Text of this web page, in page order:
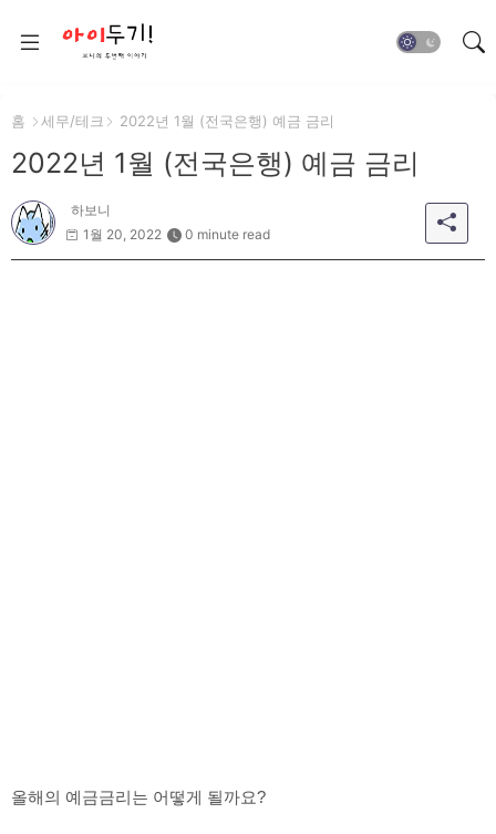
홈 세무/테크 2022년 1월 (전국은행) 예금 금리
2022년 1월 (전국은행) 예금 금리
하보니
1월 20, 2022
0 minute read
올해의 예금금리는 어떻게 될까요?